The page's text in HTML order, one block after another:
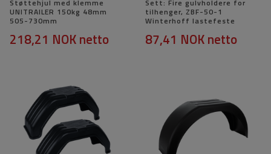
Støttehjul med klemme
UNITRAILER 150kg 48mm
505-730mm
218,21 NOKnetto
Sett: Fire gulvholdere for
tilhenger, ZBF-50-1
Winterhoff lastefeste
87,41 NOKnetto